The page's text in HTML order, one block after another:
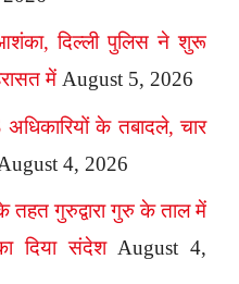
दिल्ली पुलिस ने शुरू
में August 5, 2026
के तबादले, चार
4, 2026
तहत गुरुद्वारा गुरु के ताल में
दिया संदेश August 4,